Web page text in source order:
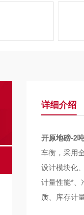
详细介绍
开原地磅-2
车衡，采用
设计模块化
计量性能*、
质、库存计